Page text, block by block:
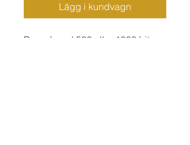
Lägg i kundvagn
Pussel med 500 eller 1000 bitar